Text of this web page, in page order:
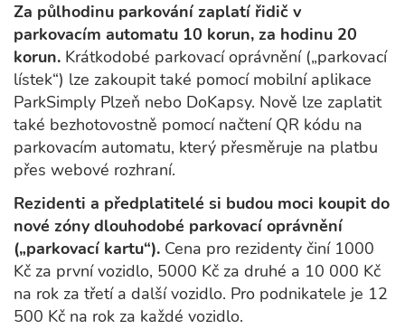
Za půlhodinu parkování zaplatí řidič v
parkovacím automatu 10 korun, za hodinu 20
korun. Krátkodobé parkovací oprávnění („parkovací
lístek“) lze zakoupit také pomocí mobilní aplikace
ParkSimply Plzeň nebo DoKapsy. Nově lze zaplatit
také bezhotovostně pomocí načtení QR kódu na
parkovacím automatu, který přesměruje na platbu
přes webové rozhraní.
Rezidenti a předplatitelé si budou moci koupit do
nové zóny dlouhodobé parkovací oprávnění
(„parkovací kartu“). Cena pro rezidenty činí 1000
Kč za první vozidlo, 5000 Kč za druhé a 10 000 Kč
na rok za třetí a další vozidlo. Pro podnikatele je 12
500 Kč na rok za každé vozidlo.